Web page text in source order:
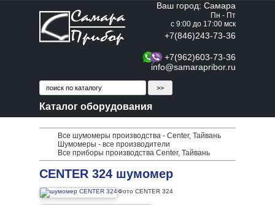
Ваш город: Самара
Пн - Пт
с 9:00 до 17:00 мск
+7(846)243-73-36
+7(962)603-73-36
info@samarapribor.ru
Каталог оборудования
Все шумомеры производства - Center, Тайвань
Шумомеры - все производители
Все приборы производства Center, Тайвань
CENTER 324 шумомер
Фото CENTER 324